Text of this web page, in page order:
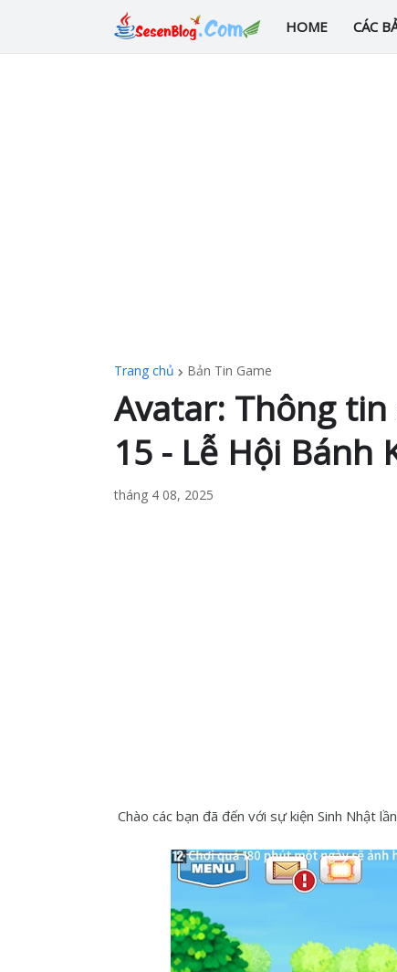
HOME CÁC
Trang chủ Bản Tin Game
Avatar: Thông
15 - Lễ Hội Bánh
tháng 4 08, 2025
Chào các bạn đã đến với sự kiện Sinh Nhật